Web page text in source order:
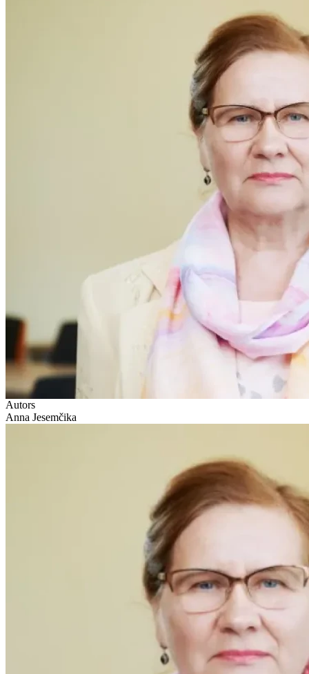
Autors
Anna Jesemčika